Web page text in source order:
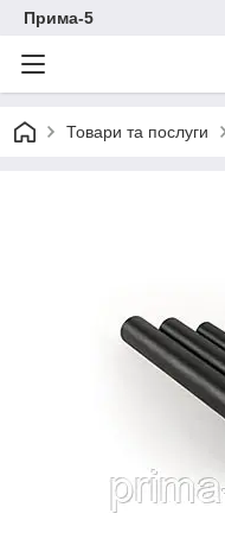
Прима-5
Товари та послуги